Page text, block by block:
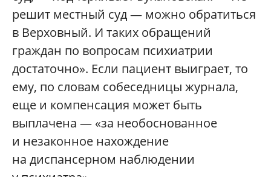
решит местный суд — можно обратиться
в Верховный. И таких обращений
граждан по вопросам психиатрии
достаточно». Если пациент выиграет, то
ему, по словам собеседницы журнала,
еще и компенсация может быть
выплачена — «за необоснованное
и незаконное нахождение
на диспансерном наблюдении